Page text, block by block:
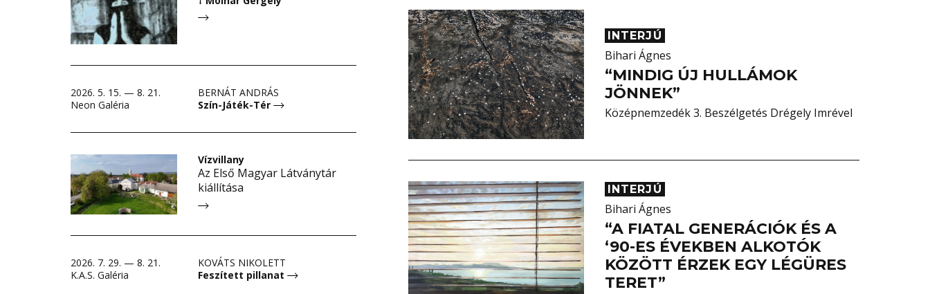
2026. 5. 15. — 8. 21.
Neon Galéria
BERNÁT ANDRÁS
Szín-Játék-Tér
Vízvillany
Az Első Magyar Látványtár
kiállítása
2026. 7. 29. — 8. 21.
K.A.S. Galéria
KOVÁTS NIKOLETT
Feszített pillanat
INTERJÚ
Bihari Ágnes
“MINDIG ÚJ HULLÁMOK
JÖNNEK”
Középnemzedék 3. Beszélgetés Drégely Imrével
INTERJÚ
Bihari Ágnes
“A FIATAL GENERÁCIÓK ÉS A
‘90-ES ÉVEKBEN ALKOTÓK
KÖZÖTT ÉRZEK EGY LÉGÜRES
TERET”